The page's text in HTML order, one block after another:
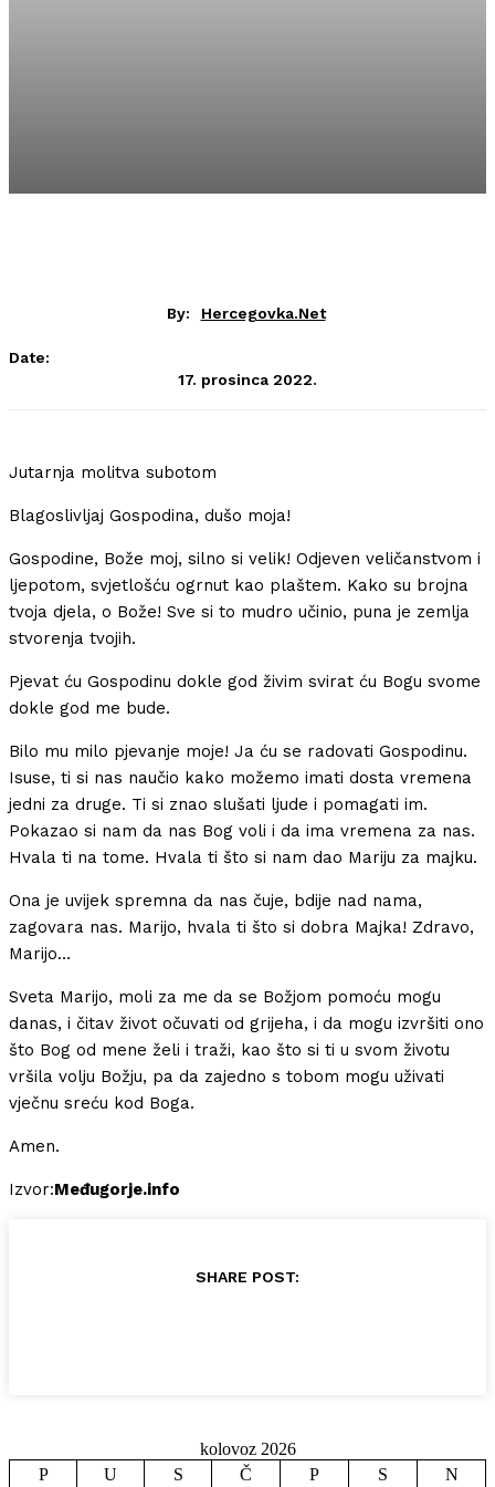
By: Hercegovka.net
Date:
17. prosinca 2022.
Jutarnja molitva subotom
Blagoslivljaj Gospodina, dušo moja!
Gospodine, Bože moj, silno si velik! Odjeven veličanstvom i
ljepotom, svjetlošću ogrnut kao plaštem. Kako su brojna
tvoja djela, o Bože! Sve si to mudro učinio, puna je zemlja
stvorenja tvojih.
Pjevat ću Gospodinu dokle god živim svirat ću Bogu svome
dokle god me bude.
Bilo mu milo pjevanje moje! Ja ću se radovati Gospodinu.
Isuse, ti si nas naučio kako možemo imati dosta vremena
jedni za druge. Ti si znao slušati ljude i pomagati im.
Pokazao si nam da nas Bog voli i da ima vremena za nas.
Hvala ti na tome. Hvala ti što si nam dao Mariju za majku.
Ona je uvijek spremna da nas čuje, bdije nad nama,
zagovara nas. Marijo, hvala ti što si dobra Majka! Zdravo,
Marijo…
Sveta Marijo, moli za me da se Božjom pomoću mogu
danas, i čitav život očuvati od grijeha, i da mogu izvršiti ono
što Bog od mene želi i traži, kao što si ti u svom životu
vršila volju Božju, pa da zajedno s tobom mogu uživati
vječnu sreću kod Boga.
Amen.
Izvor:Međugorje.info
SHARE POST:
kolovoz 2026
P
U S Č P S N